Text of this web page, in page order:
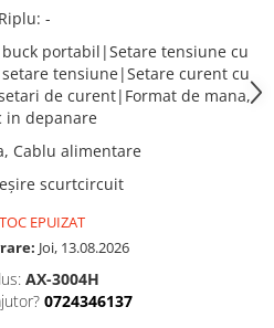
Riplu: -
buck portabil|Setare tensiune cu
tensiune|Setare curent cu
de curent|Format de mana,
in depanare
Cablu alimentare
scurtcircuit
EPUIZAT
Joi, 13.08.2026
AX-3004H
0724346137